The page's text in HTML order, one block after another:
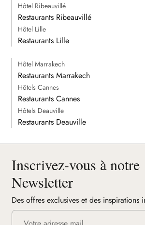
Hôtel Ribeauvillé
Restaurants Ribeauvillé
Hôtel Lille
Restaurants Lille
Hôtel Marrakech
Restaurants Marrakech
Hôtels Cannes
Restaurants Cannes
Hôtels Deauville
Restaurants Deauville
Inscrivez-vous à notre
Newsletter
Des offres exclusives et des inspirations